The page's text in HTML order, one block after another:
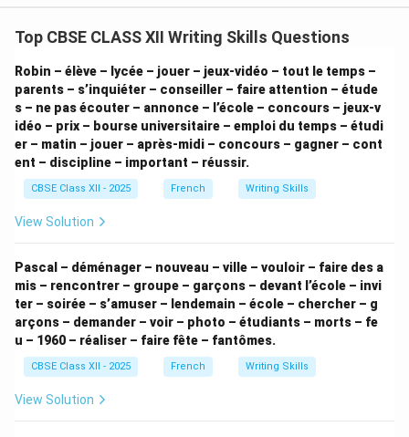
gallery. The whole community gathers to celebrate her
work and appreciate her sensitive artistic eye.
•Adjective-Noun Order:Standard French descriptive
adjectives typically follow the noun ({une rueisolée,
{une maisonabandonnée, {des meublesanciens
However, highly common or subjective adjectives like
vieille precede the noun (une
vieillemaison, une
lettre).
•Adverbial Pronoun « Y »:
the physical reference to the house).
Download Solution in PDF
Top CBSE CLASS XII Writing Skills Questions
Robin – élève – lycée – jouer – jeux-vidéo – tout le temps –
parents – s’inquiéter – conseiller – faire attention – étude
s – ne pas écouter – annonce – l’école – concours – jeux-v
idéo – prix – bourse universitaire – emploi du temps – étudi
er – matin – jouer – après-midi – concours – gagner – cont
ent – discipline – important – réussir.
CBSE Class XII - 2025 French Writing Skills
View Solution
Pascal – déménager – nouveau – ville – vouloir – faire des a
mis – rencontrer – groupe – garçons – devant l’école – invi
ter – soirée – s’amuser – lendemain – école – chercher – g
arçons – demander – voir – photo – étudiants – morts – fe
u – 1960 – réaliser – faire fête – fantômes.
CBSE Class XII - 2025 French Writing Skills
View Solution